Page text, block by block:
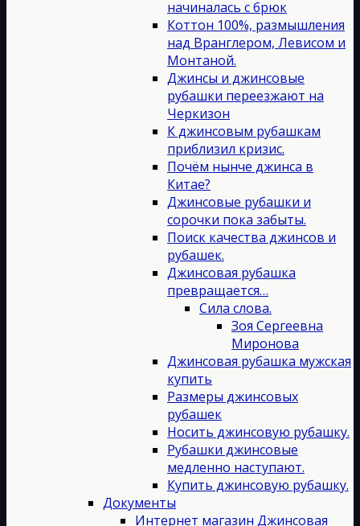
начиналась с брюк
Коттон 100%, размышления
над Вранглером, Левисом и
Монтаной.
Джинсы и джинсовые
рубашки переезжают на
Черкизон
К джинсовым рубашкам
приблизил кризис.
Почём нынче джинса в
Китае?
Джинсовые рубашки и
сорочки пока забыты.
Поиск качества джинсов и
рубашек.
Джинсовая рубашка
превращается…
Сила слова.
Зоя Сергеевна
Миронова
Джинсовая рубашка мужская
купить
Размеры джинсовых
рубашек
Носить джинсовую рубашку.
Рубашки джинсовые
медленно наступают.
Купить джинсовую рубашку.
Документы
Интернет магазин Джинсовая